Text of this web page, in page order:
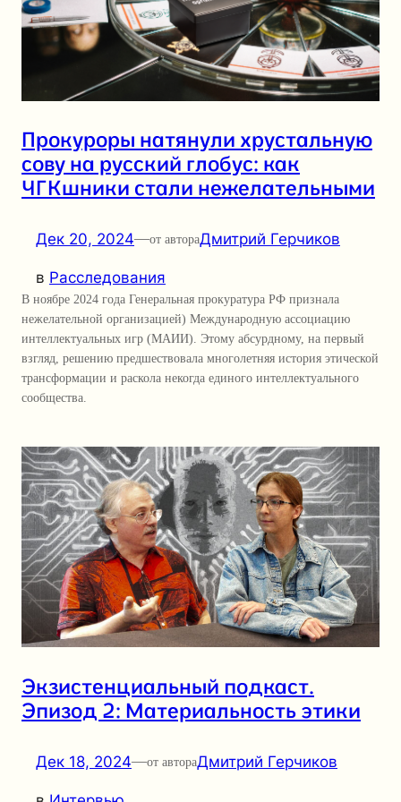
Прокуроры натянули хрустальную
сову на русский глобус: как
ЧГКшники стали нежелательными
Дек 20, 2024—от автораДмитрий Герчиков
в Расследования
В ноябре 2024 года Генеральная прокуратура РФ признала
нежелательной организацией) Международную ассоциацию
интеллектуальных игр (МАИИ). Этому абсурдному, на первый
взгляд, решению предшествовала многолетняя история этической
трансформации и раскола некогда единого интеллектуального
сообщества.
Экзистенциальный подкаст.
Эпизод 2: Материальность этики
Дек 18, 2024—от автораДмитрий Герчиков